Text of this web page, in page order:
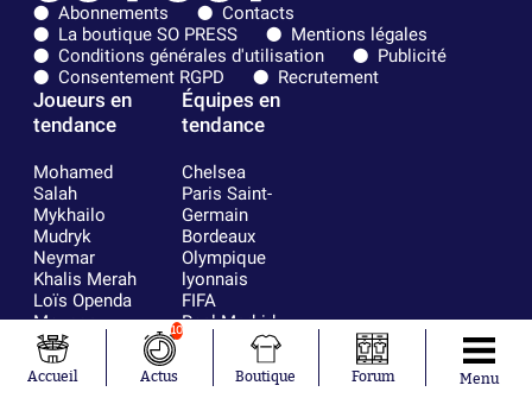
Abonnements
Contacts
La boutique SO PRESS
Mentions légales
Conditions générales d'utilisation
Publicité
Consentement RGPD
Recrutement
Joueurs en
tendance
Mohamed
Salah
Mykhailo
Mudryk
Neymar
Khalis Merah
Loïs Openda
Moussa
Niakhaté
Nicolás
Tagliafico
Équipes en
tendance
Chelsea
Paris Saint-
Germain
Bordeaux
Olympique
lyonnais
FIFA
Real Madrid
RC Strasbourg
France
Accueil
10
Actus Boutique Forum Menu